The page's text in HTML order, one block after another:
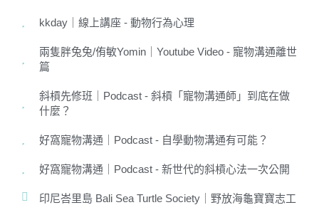
kkday｜線上講座 - 動物行為心理
兩隻胖兔兔/侑敏Yomin｜Youtube Video - 寵物溝通離世
篇
斜槓先修班｜Podcast - 斜槓「寵物溝通師」到底在做
什麼？
好窩寵物溝通｜Podcast - 自學動物溝通有可能？
好窩寵物溝通｜Podcast - 新世代的斜槓心法一次公開
印尼峇里島 Bali Sea Turtle Society｜野放海龜寶寶志工